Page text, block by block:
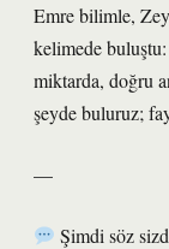
Emre bilimle,
kelimede
miktarda, doğru
şeyde buluruz;
—
Şimdi söz